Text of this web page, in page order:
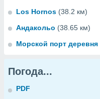
Los Hornos (38.2 км)
Андакольо (38.65 км)
Морской порт деревня
Погода...
PDF